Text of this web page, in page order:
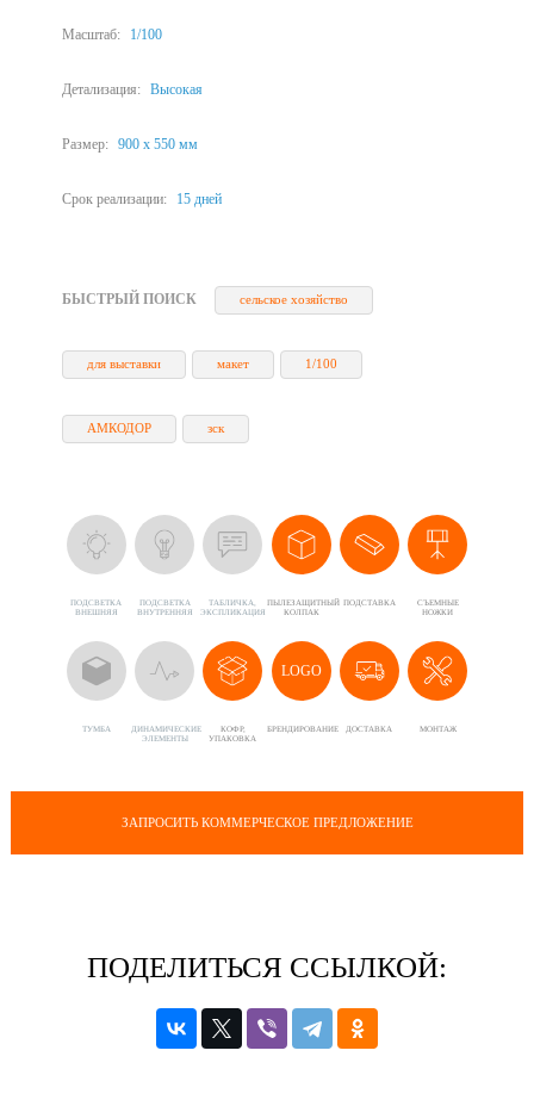
Масштаб: 1/100
Детализация: Высокая
Размер: 900 х 550 мм
Срок реализации: 15 дней
БЫСТРЫЙ ПОИСК сельское хозяйство
для выставки макет 1/100
АМКОДОР зск
ПОДСВЕТКА
ВНЕШНЯЯ
ПОДСВЕТКА
ВНУТРЕННЯЯ
ТАБЛИЧКА,
ЭКСПЛИКАЦИЯ
ПЫЛЕЗАЩИТНЫЙ
КОЛПАК
ПОДСТАВКА
CЪЕМНЫЕ
НОЖКИ
ТУМБА
ДИНАМИЧЕСКИЕ
ЭЛЕМЕНТЫ
КОФР,
УПАКОВКА
LOGO
БРЕНДИРОВАНИЕ ДОСТАВКА МОНТАЖ
ЗАПРОСИТЬ КОММЕРЧЕСКОЕ ПРЕДЛОЖЕНИЕ
ПОДЕЛИТЬСЯ ССЫЛКОЙ: